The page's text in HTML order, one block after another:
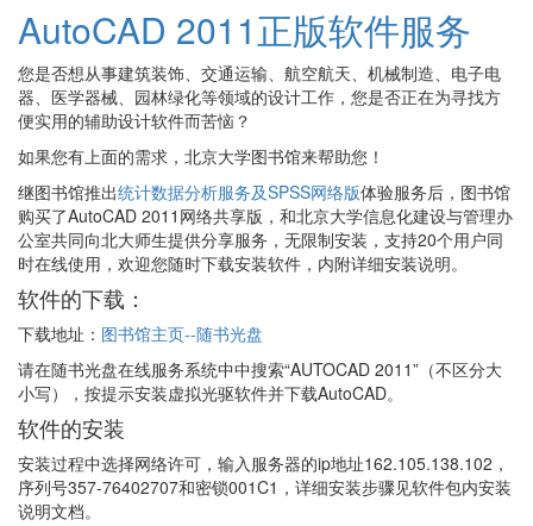
AutoCAD 2011正版软件服务
您是否想从事建筑装饰、交通运输、航空航天、机械制造、电子电
器、医学器械、园林绿化等领域的设计工作，您是否正在为寻找方
便实用的辅助设计软件而苦恼？
如果您有上面的需求，北京大学图书馆来帮助您！
继图书馆推出统计数据分析服务及SPSS网络版体验服务后，图书馆
购买了AutoCAD 2011网络共享版，和北京大学信息化建设与管理办
公室共同向北大师生提供分享服务，无限制安装，支持20个用户同
时在线使用，欢迎您随时下载安装软件，内附详细安装说明。
软件的下载：
下载地址： 图书馆主页--随书光盘
请在随书光盘在线服务系统中中搜索“AUTOCAD 2011”（不区分大
小写），按提示安装虚拟光驱软件并下载AutoCAD。
软件的安装
安装过程中选择网络许可，输入服务器的ip地址162.105.138.102，
序列号357-76402707和密锁001C1，详细安装步骤见软件包内安装
说明文档。